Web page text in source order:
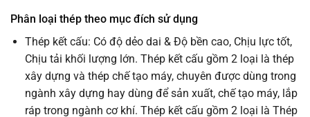
Phân loại thép theo mục đích sử dụng
Thép kết cấu: Có độ dẻo dai & Độ bền cao, Chịu lực tốt,
Chịu tải khối lượng lớn. Thép kết cấu gồm 2 loại là thép
xây dựng và thép chế tạo máy, chuyên được dùng trong
ngành xây dựng hay dùng để sản xuất, chế tạo máy, lắp
ráp trong ngành cơ khí. Thép kết cấu gồm 2 loại là Thép